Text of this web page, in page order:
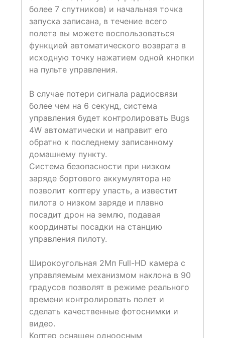
более 7 спутников) и начальная точка
запуска записана, в течение всего
полета вы можете воспользоваться
функцией автоматического возврата в
исходную точку нажатием одной кнопки
на пульте управления.
В случае потери сигнала радиосвязи
более чем на 6 секунд, система
управления будет контролировать Bugs
4W автоматически и направит его
обратно к последнему записанному
домашнему пункту.
Система безопасности при низком
заряде бортового аккумулятора не
позволит коптеру упасть, а известит
пилота о низком заряде и плавно
посадит дрон на землю, подавая
координаты посадки на станцию
управления пилоту.
Широкоугольная 2Мп Full-HD камера с
управляемым механизмом наклона в 90
градусов позволят в режиме реального
времени контролировать полет и
сделать качественные фотоснимки и
видео.
Коптер оснащен одноосным